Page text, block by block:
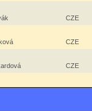
CZE
CZE
CZE